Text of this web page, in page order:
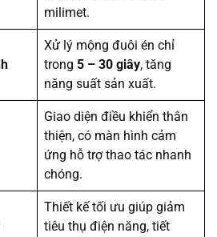
milimet.
Xử lý mộng đuôi én chỉ
trong 5 – 30 giây, tăng
năng suất sản xuất.
Giao diện điều khiển thân
thiện, có màn hình cảm
ứng hỗ trợ thao tác nhanh
chóng.
Thiết kế tối ưu giúp giảm
tiêu thụ điện năng, tiết